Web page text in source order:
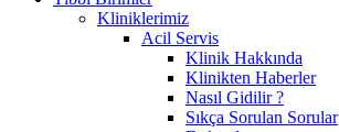
Kliniklerimiz
Acil Servis
Klinik Hakkında
Klinikten Haberler
Nasıl Gidilir ?
Sıkça Sorulan Sorular